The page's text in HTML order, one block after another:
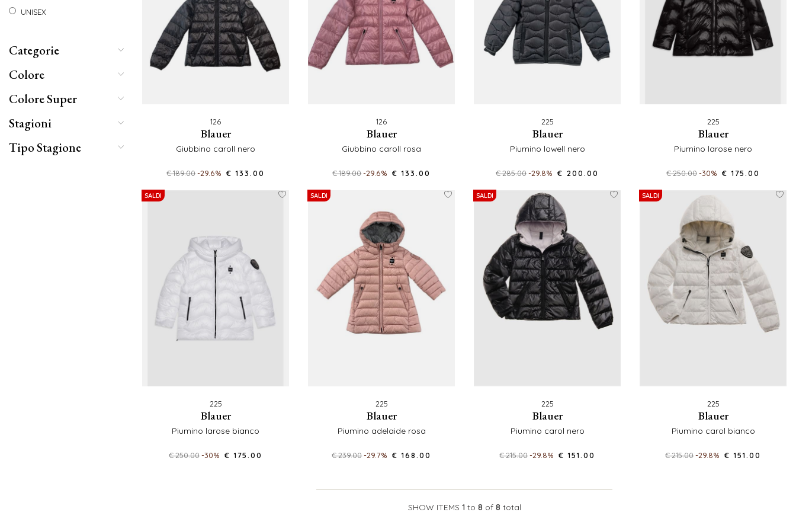
UNISEX
Categorie
Colore
Colore Super
Stagioni
Tipo Stagione
126
blauer
giubbino caroll nero
€ 189.00-29.6% € 133.00
126
blauer
giubbino caroll rosa
€ 189.00-29.6% € 133.00
225
blauer
piumino lowell nero
€ 285.00-29.8% € 200.00
225
blauer
piumino larose nero
€ 250.00-30% € 175.00
SALDI
225
blauer
piumino larose bianco
€ 250.00-30% € 175.00
SALDI
225
blauer
piumino adelaide rosa
€ 239.00-29.7% € 168.00
SALDI
225
blauer
piumino carol nero
€ 215.00-29.8% € 151.00
SALDI
225
blauer
piumino carol bianco
€ 215.00-29.8% € 151.00
SHOW ITEMS 1 to 8 of 8 total